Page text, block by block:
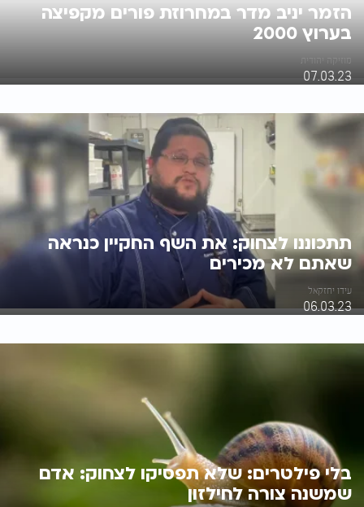
הזמר יניב מדר במחרוזת פורים מקפיצה
בערוץ 2000
מוזיקה יהודית
07.03.23
תתכוננו לצחוק: את השף החקיין כנראה
שאתם לא מכירים
עידו יחזקאל
06.03.23
בלי פילטרים: שלא תפסיקו לצחוק: אדם
שמשנה צורה לחילזון